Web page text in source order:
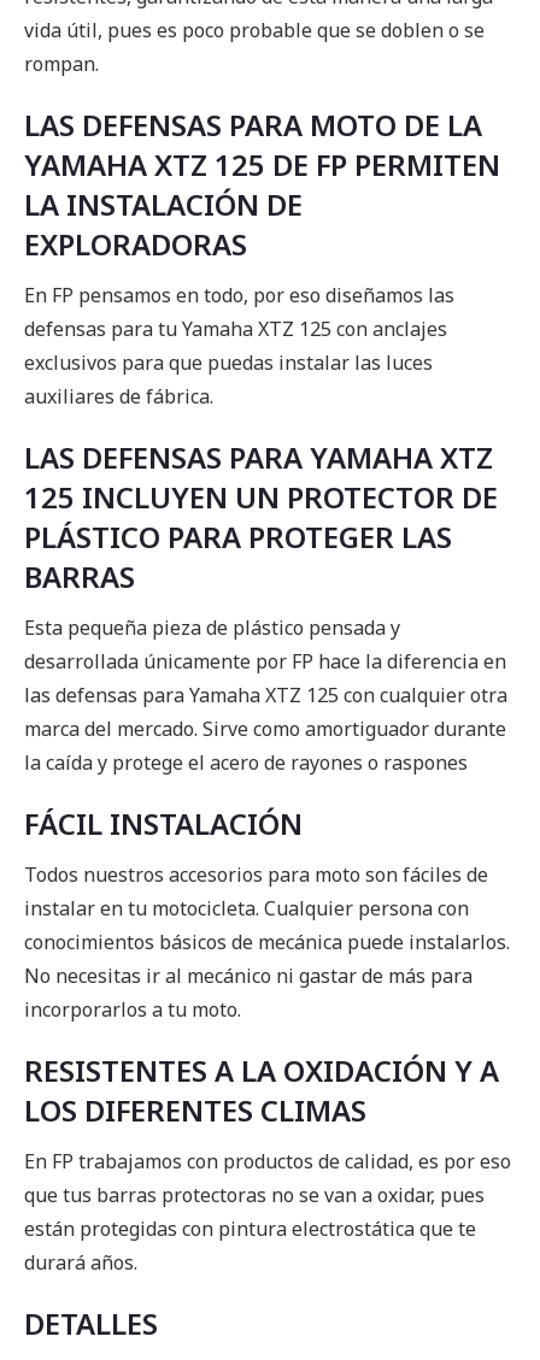
vida útil, pues es poco probable que se doblen o se
rompan.
LAS DEFENSAS PARA MOTO DE LA
YAMAHA XTZ 125 DE FP PERMITEN
LA INSTALACIÓN DE
EXPLORADORAS
En FP pensamos en todo, por eso diseñamos las
defensas para tu Yamaha XTZ 125 con anclajes
exclusivos para que puedas instalar las luces
auxiliares de fábrica.
LAS DEFENSAS PARA YAMAHA XTZ
125 INCLUYEN UN PROTECTOR DE
PLÁSTICO PARA PROTEGER LAS
BARRAS
Esta pequeña pieza de plástico pensada y
desarrollada únicamente por FP hace la diferencia en
las defensas para Yamaha XTZ 125 con cualquier otra
marca del mercado. Sirve como amortiguador durante
la caída y protege el acero de rayones o raspones
FÁCIL INSTALACIÓN
Todos nuestros accesorios para moto son fáciles de
instalar en tu motocicleta. Cualquier persona con
conocimientos básicos de mecánica puede instalarlos.
No necesitas ir al mecánico ni gastar de más para
incorporarlos a tu moto.
RESISTENTES A LA OXIDACIÓN Y A
LOS DIFERENTES CLIMAS
En FP trabajamos con productos de calidad, es por eso
que tus barras protectoras no se van a oxidar, pues
están protegidas con pintura electrostática que te
durará años.
DETALLES